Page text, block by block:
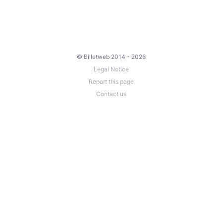
© Billetweb 2014 - 2026
Legal Notice
Report this page
Contact us